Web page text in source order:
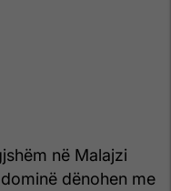
në Malajzi
dënohen me